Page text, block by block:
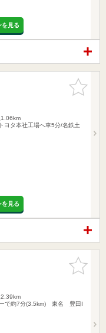
を見る
お気に入
りに追加
1.06km
ヨタ本社工場へ車5分/名鉄土
を見る
お気に入
りに追加
2.39km
で約7分(3.5km) 東名 豊田I